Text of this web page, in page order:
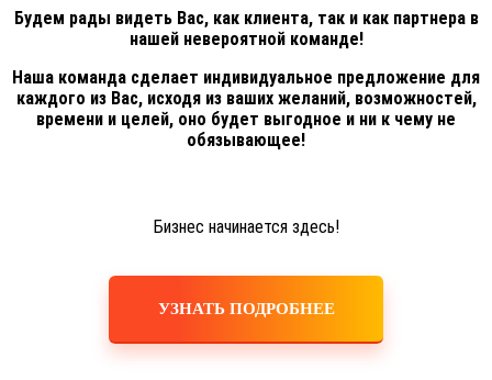
Будем рады видеть Вас, как клиента, так и как партнера в
нашей невероятной команде!
Наша команда сделает индивидуальное предложение для
каждого из Вас, исходя из ваших желаний, возможностей,
времени и целей, оно будет выгодное и ни к чему не
обязывающее!
Бизнес начинается здесь!
УЗНАТЬ ПОДРОБНЕЕ